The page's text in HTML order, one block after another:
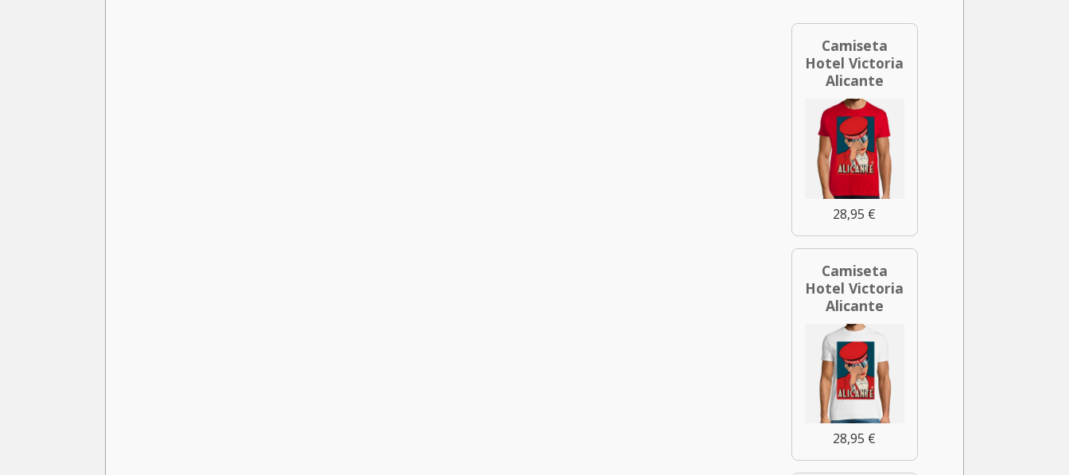
Camiseta
Hotel Victoria
Alicante
28,95 €
Camiseta
Hotel Victoria
Alicante
28,95 €